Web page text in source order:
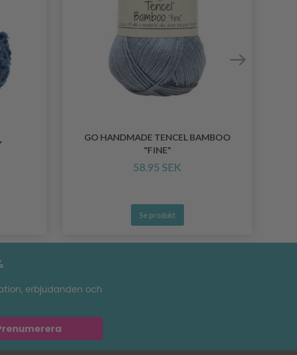
GO HANDMADE TENCEL BAMBOO
"FINE"
58.95 SEK
Se produkt
erbjudanden och